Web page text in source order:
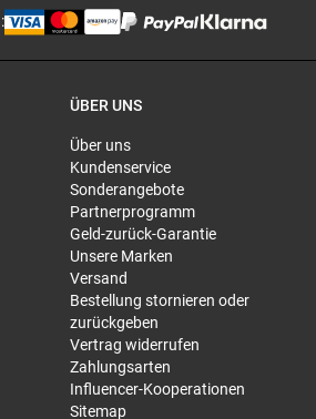
:
ÜBER UNS
Über uns
Kundenservice
Sonderangebote
Partnerprogramm
Geld-zurück-Garantie
Unsere Marken
Versand
Bestellung stornieren oder
zurückgeben
Vertrag widerrufen
Zahlungsarten
Influencer-Kooperationen
Sitemap